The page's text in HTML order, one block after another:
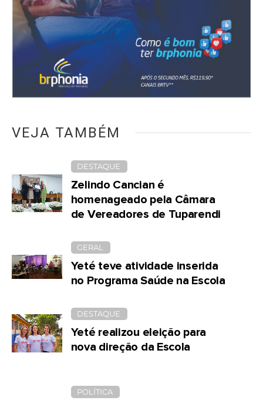
VEJA TAMBÉM
DESTAQUE
Zelindo Cancian é
homenageado pela Câmara
de Vereadores de Tuparendi
GERAL
Yeté teve atividade inserida
no Programa Saúde na Escola
DESTAQUE
Yeté realizou eleição para
nova direção da Escola
POLÍTICA